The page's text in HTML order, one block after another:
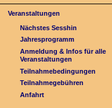
Veranstaltungen
Nächstes Sesshin
Jahresprogramm
Anmeldung & Infos für alle
Veranstaltungen
Teilnahmebedingungen
Teilnahmegebühren
Anfahrt